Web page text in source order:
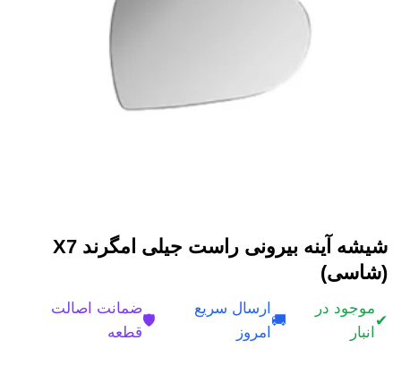
شیشه آینه بیرونی راست جیلی امگرند X7
(شاسی)
✔
موجود در
انبار
🚚
ارسال سریع
امروز
🛡️
ضمانت اصالت
قطعه